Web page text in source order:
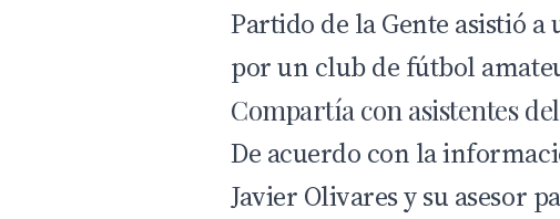
Partido de la Gente asistió a
por un club de fútbol
Compartía con asistentes
De acuerdo con la
Javier Olivares y su asesor